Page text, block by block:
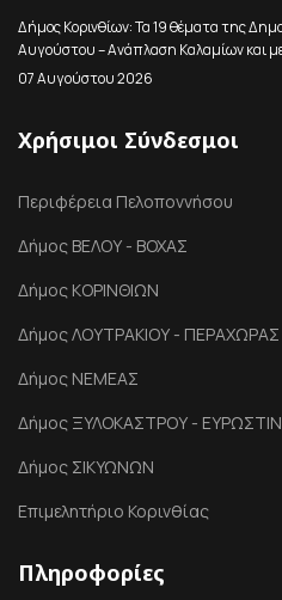
Δήμος Κορινθίων: Τα 19 θέματα της
Αυγούστου – Ανάπλαση Καλαμίων και
07 Αυγούστου 2026
Χρήσιμοι Σύνδεσμοι
Περιφέρεια Πελοποννήσου
Δήμος ΒΕΛΟΥ - ΒΟΧΑΣ
Δήμος ΚΟΡΙΝΘΙΩΝ
Δήμος ΛΟΥΤΡΑΚΙΟΥ -
Δήμος ΝΕΜΕΑΣ
Δήμος ΞΥΛΟΚΑΣΤΡΟΥ -
Δήμος ΣΙΚΥΩΝΩΝ
Επιμελητήριο Κορινθίας
Πληροφορίες